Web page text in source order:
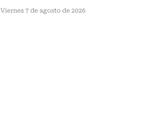
Viernes 7 de agosto de 2026